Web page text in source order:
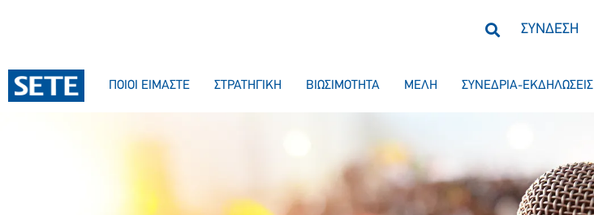
ΣΥΝΔΕΣΗ
ΠΟΙΟΙ ΕΙΜΑΣΤΕ ΣΤΡΑΤΗΓΙΚΗ ΒΙΩΣΙΜΟΤΗΤΑ ΜΕΛΗ ΣΥΝΕΔΡΙΑ-ΕΚΔΗΛΩΣΕΙΣ